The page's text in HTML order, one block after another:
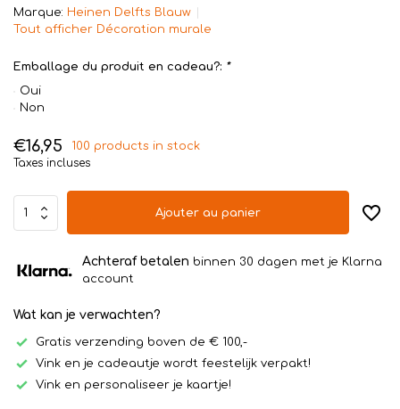
Marque: Heinen Delfts Blauw
Tout afficher Décoration murale
Emballage du produit en cadeau?: *
Oui
Non
€16,95
100 products in stock
Taxes incluses
Ajouter au panier
Achteraf betalen binnen 30 dagen met je Klarna
account
Wat kan je verwachten?
Gratis verzending boven de € 100,-
Vink en je cadeautje wordt feestelijk verpakt!
Vink en personaliseer je kaartje!